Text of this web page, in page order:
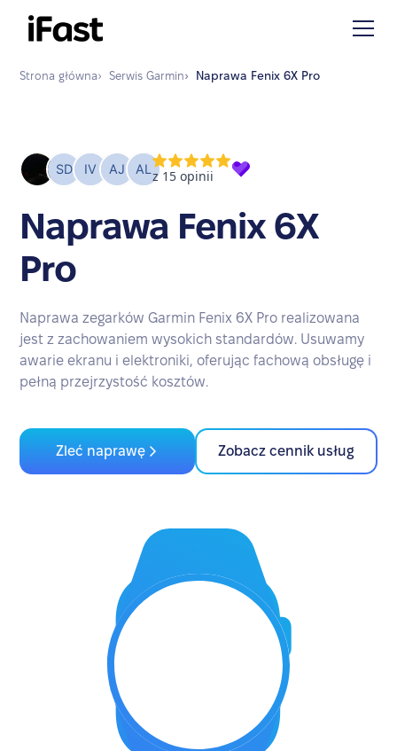
Strona główna› Serwis Garmin› Naprawa Fenix 6X Pro
Naprawa Fenix 6X
Pro
Naprawa zegarków Garmin Fenix 6X Pro realizowana
jest z zachowaniem wysokich standardów. Usuwamy
awarie ekranu i elektroniki, oferując fachową obsługę i
pełną przejrzystość kosztów.
Zleć naprawę Zobacz cennik usług